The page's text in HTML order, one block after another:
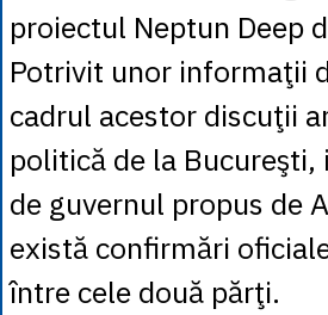
proiectul Neptun Deep
Potrivit unor informaţii
cadrul acestor discuţii
politică de la
de guvernul propus de
există confirmări
între cele două părţi.